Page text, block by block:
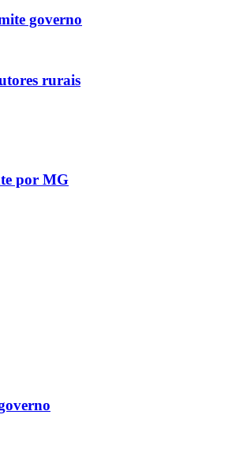
governo
rurais
por MG